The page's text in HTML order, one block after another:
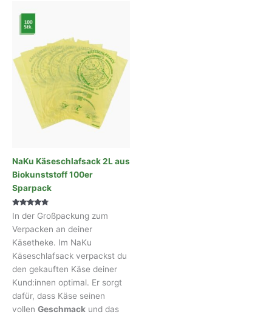
NaKu Käseschlafsack 2L aus
Biokunststoff 100er
Sparpack
Bewertet
mit
4.60
von 5
In der Großpackung zum
Verpacken an deiner
Käsetheke. Im NaKu
Käseschlafsack verpackst du
den gekauften Käse deiner
Kund:innen optimal. Er sorgt
dafür, dass Käse seinen
vollen Geschmack und das